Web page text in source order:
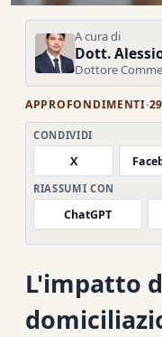
A cura di
Dott.
Dottore
APPROFONDIMENTI·
CONDIVIDI
X
RIASSUMI CON
ChatGPT
L'impatto